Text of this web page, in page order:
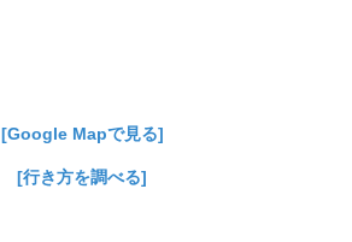
[Google Mapで見る]
[行き方を調べる]